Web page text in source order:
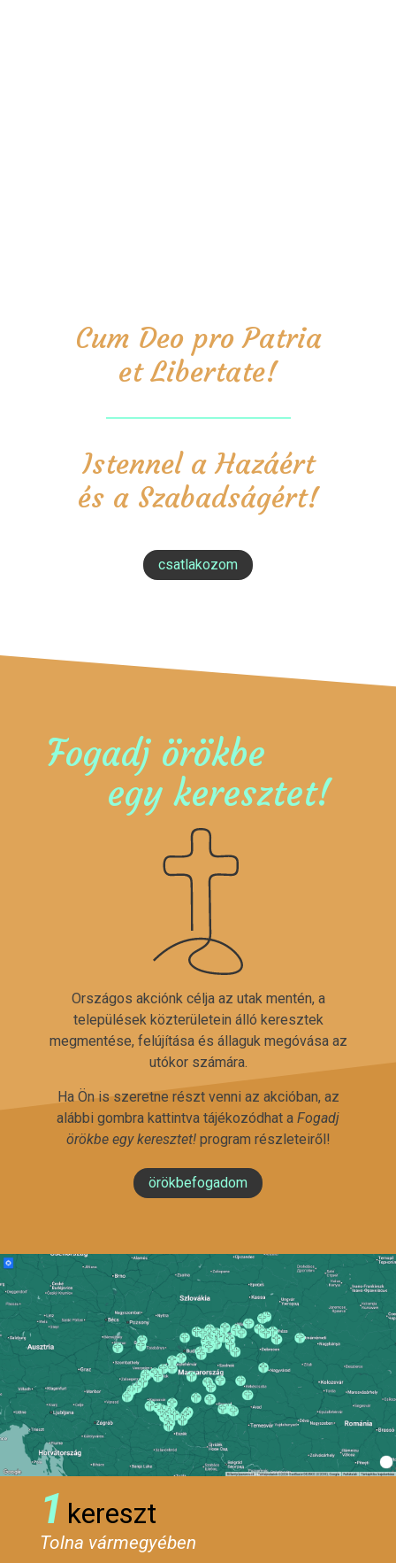
Cum Deo pro Patria
et Libertate!
Istennel a Hazáért
és a Szabadságért!
csatlakozom
Fogadj örökbe
egy keresztet!
Országos akciónk célja az utak mentén, a
települések közterületein álló keresztek
megmentése, felújítása és állaguk megóvása az
utókor számára.
Ha Ön is szeretne részt venni az akcióban, az
alábbi gombra kattintva tájékozódhat a Fogadj
örökbe egy keresztet!program részleteiről!
örökbefogadom
1 kereszt
Tolna vármegyében